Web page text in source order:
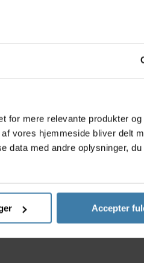
for mere relevante produkter og
vores hjemmeside bliver delt
data med andre oplysninger,
Accepter
gel håndtag, der leveres i et
og kontrol på din